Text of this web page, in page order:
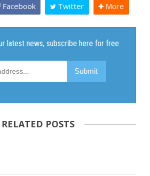
Facebook Twitter More
RELATED POSTS